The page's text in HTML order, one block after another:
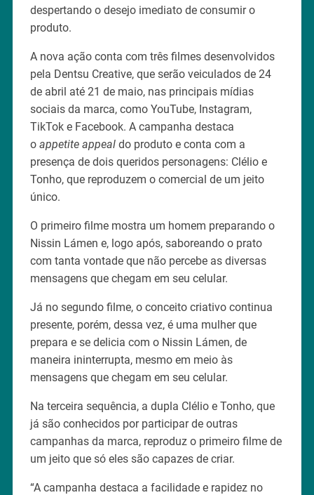
despertando o desejo imediato de consumir o
produto.
A nova ação conta com três filmes desenvolvidos
pela Dentsu Creative, que serão veiculados de 24
de abril até 21 de maio, nas principais mídias
sociais da marca, como YouTube, Instagram,
TikTok e Facebook. A campanha destaca
o appetite appeal do produto e conta com a
presença de dois queridos personagens: Clélio e
Tonho, que reproduzem o comercial de um jeito
único.
O primeiro filme mostra um homem preparando o
Nissin Lámen e, logo após, saboreando o prato
com tanta vontade que não percebe as diversas
mensagens que chegam em seu celular.
Já no segundo filme, o conceito criativo continua
presente, porém, dessa vez, é uma mulher que
prepara e se delicia com o Nissin Lámen, de
maneira ininterrupta, mesmo em meio às
mensagens que chegam em seu celular.
Na terceira sequência, a dupla Clélio e Tonho, que
já são conhecidos por participar de outras
campanhas da marca, reproduz o primeiro filme de
um jeito que só eles são capazes de criar.
“A campanha destaca a facilidade e rapidez no